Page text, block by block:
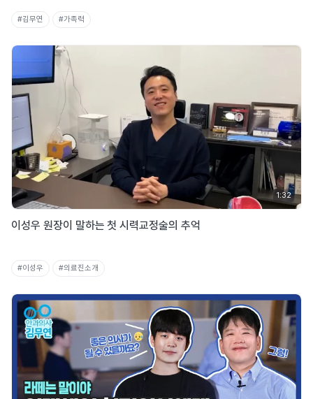
#김무연 #가족력
1:32
이성우 원장이 말하는 첫 시력교정술의 추억
#이성우 #의료진소개